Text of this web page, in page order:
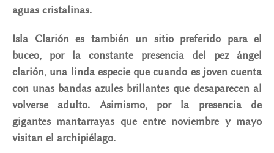
aguas cristalinas.
​​Isla Clarión es también un sitio preferido para el
buceo, por la constante presencia del pez ángel
clarión, una linda especie que cuando es joven cuenta
con unas bandas azules brillantes que desaparecen al
volverse adulto. Asimismo, por la presencia de
gigantes mantarrayas que entre noviembre y mayo
visitan el archipiélago.